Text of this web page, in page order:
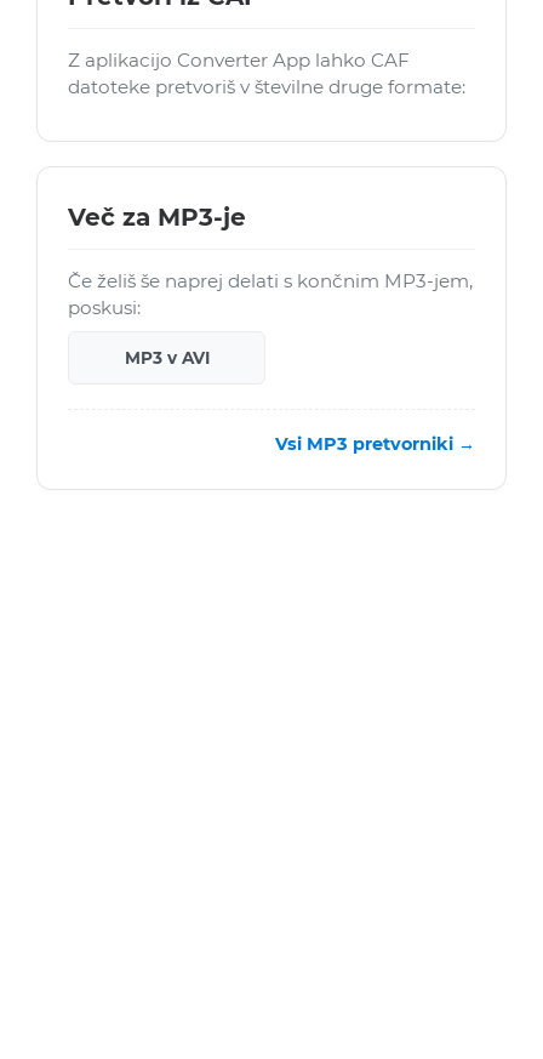
Z aplikacijo Converter App lahko CAF
datoteke pretvoriš v številne druge formate:
Več za MP3-je
Če želiš še naprej delati s končnim MP3-jem,
poskusi:
MP3 v AVI
Vsi MP3 pretvorniki →